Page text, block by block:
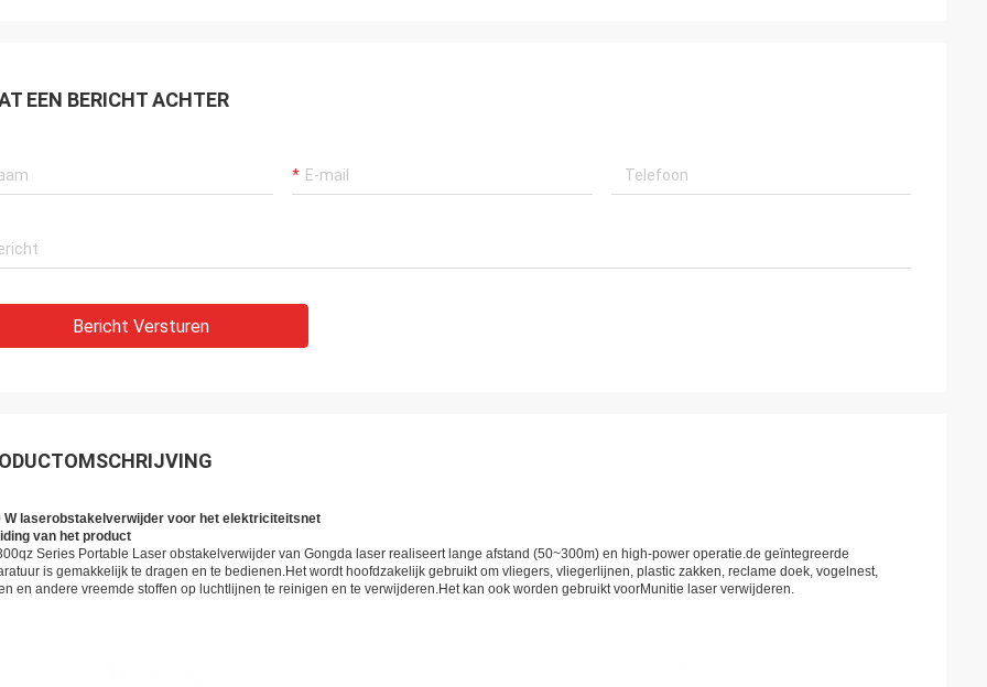
EEN BERICHT ACHTER
Bericht Versturen
W laserobstakelverwijder voor het elektriciteitsnet
van het product
Series Portable Laser obstakelverwijder van Gongda laser realiseert lange afstand (50~300m) en high-power operatie.de geïntegreerde
is gemakkelijk te dragen en te bedienen.Het wordt hoofdzakelijk gebruikt om vliegers, vliegerlijnen, plastic zakken, reclame doek, vogelnest,
en andere vreemde stoffen op luchtlijnen te reinigen en te verwijderen.Het kan ook worden gebruikt voorMunitie laser verwijderen.